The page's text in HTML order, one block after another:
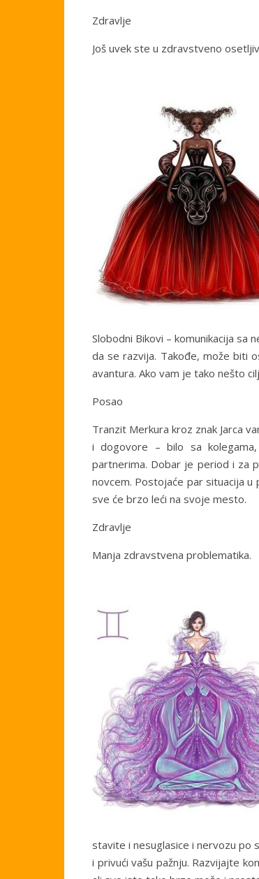
Zdravlje
Još uvek ste u zdravstveno
Slobodni Bikovi – komunikacija
da se razvija. Takođe, može biti
avantura. Ako vam je tako nešto
Posao
Tranzit Merkura kroz znak Jarca
i dogovore – bilo sa
partnerima. Dobar je period i za
novcem. Postojaće par situacija
sve će brzo leći na svoje mesto.
Zdravlje
Manja zdravstvena problematika.
stavite i nesuglasice i nervozu po
i privući vašu pažnju. Razvijajte